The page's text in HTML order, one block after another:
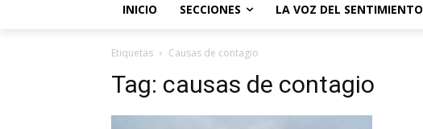
INICIO SECCIONES LA VOZ DEL SENTIMIENTO
Etiquetas Causas de contagio
Tag: causas de contagio